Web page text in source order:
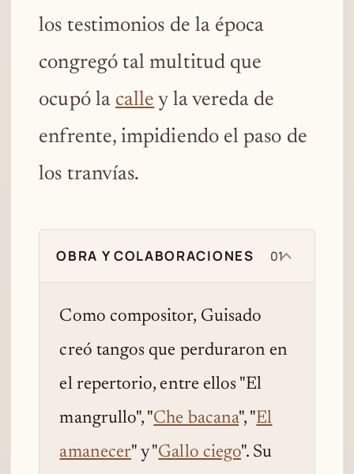
los testimonios de la época
congregó tal multitud que
ocupó la calle y la vereda de
enfrente, impidiendo el paso de
los tranvías.
OBRA Y COLABORACIONES 01
Como compositor, Guisado
creó tangos que perduraron en
el repertorio, entre ellos "El
mangrullo", "Che bacana", "El
amanecer" y "Gallo ciego". Su